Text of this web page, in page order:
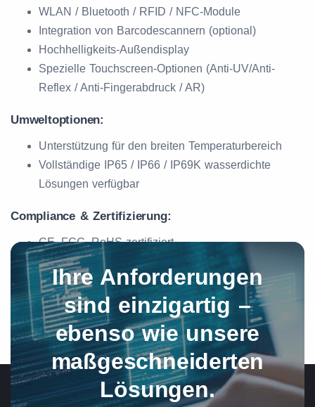
WLAN / Bluetooth / RFID / NFC-Module
Integration von Barcodescannern (optional)
Hochhelligkeits-Außendisplay
Spezielle Touchscreen-Optionen (Anti-UV/Anti-
Reflex / Anti-Fingerabdruck / AR)
Umweltoptionen:
Unterstützung für den breiten Temperaturbereich
Vollständige IP65 / IP66 / IP69K wasserdichte
Lösungen verfügbar
Compliance & Zertifizierung:
CE, FCC, RoHS-zertifiziert
Ihre Anforderungen
sind einzigartig –
ebenso wie unsere
maßgeschneiderten
Lösungen.